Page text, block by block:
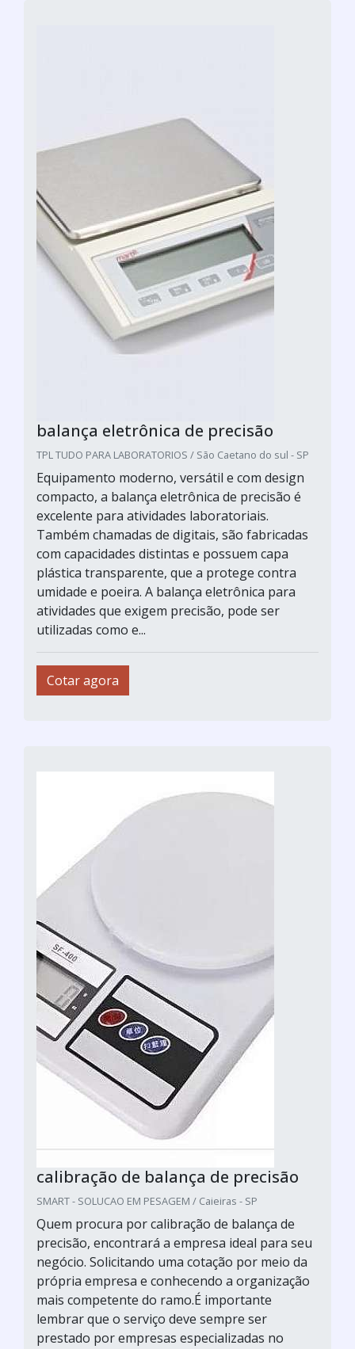
balança eletrônica de precisão
TPL TUDO PARA LABORATORIOS / São Caetano do sul - SP
Equipamento moderno, versátil e com design
compacto, a balança eletrônica de precisão é
excelente para atividades laboratoriais.
Também chamadas de digitais, são fabricadas
com capacidades distintas e possuem capa
plástica transparente, que a protege contra
umidade e poeira. A balança eletrônica para
atividades que exigem precisão, pode ser
utilizadas como e...
Cotar agora
calibração de balança de precisão
SMART - SOLUCAO EM PESAGEM / Caieiras - SP
Quem procura por calibração de balança de
precisão, encontrará a empresa ideal para seu
negócio. Solicitando uma cotação por meio da
própria empresa e conhecendo a organização
mais competente do ramo.É importante
lembrar que o serviço deve sempre ser
prestado por empresas especializadas no